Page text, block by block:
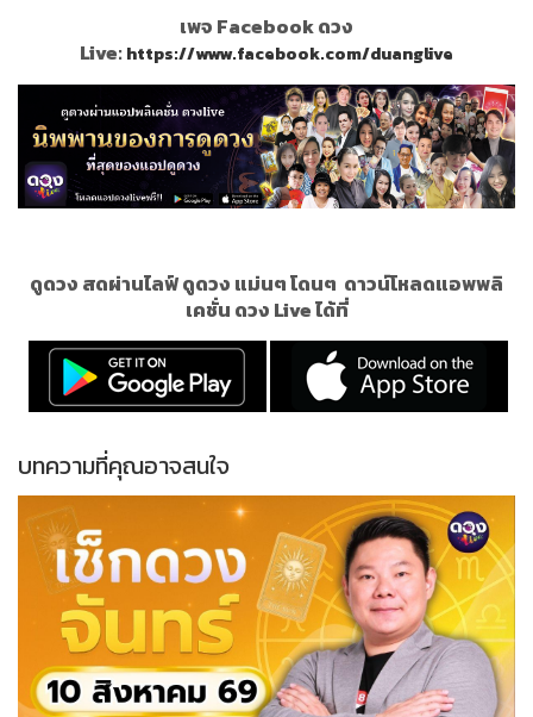
เพจ Facebook ดวง
Live:https://www.facebook.com/duanglive
ดูดวง สดผ่านไลฟ์ ดูดวง แม่นๆ โดนๆ ดาวน์โหลดแอพพลิ
เคชั่น ดวง Live ได้ที่
บทความที่คุณอาจสนใจ